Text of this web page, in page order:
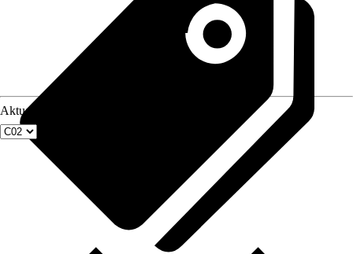
Aktuellste Fenstergröße